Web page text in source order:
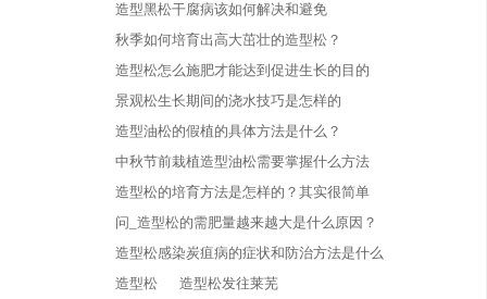
造型黑松干腐病该如何解决和避免
秋季如何培育出高大茁壮的造型松？
造型松怎么施肥才能达到促进生长的目的
景观松生长期间的浇水技巧是怎样的
造型油松的假植的具体方法是什么？
中秋节前栽植造型油松需要掌握什么方法
造型松的培育方法是怎样的？其实很简单
问_造型松的需肥量越来越大是什么原因？
造型松感染炭疽病的症状和防治方法是什么
造型松
造型松发往莱芜